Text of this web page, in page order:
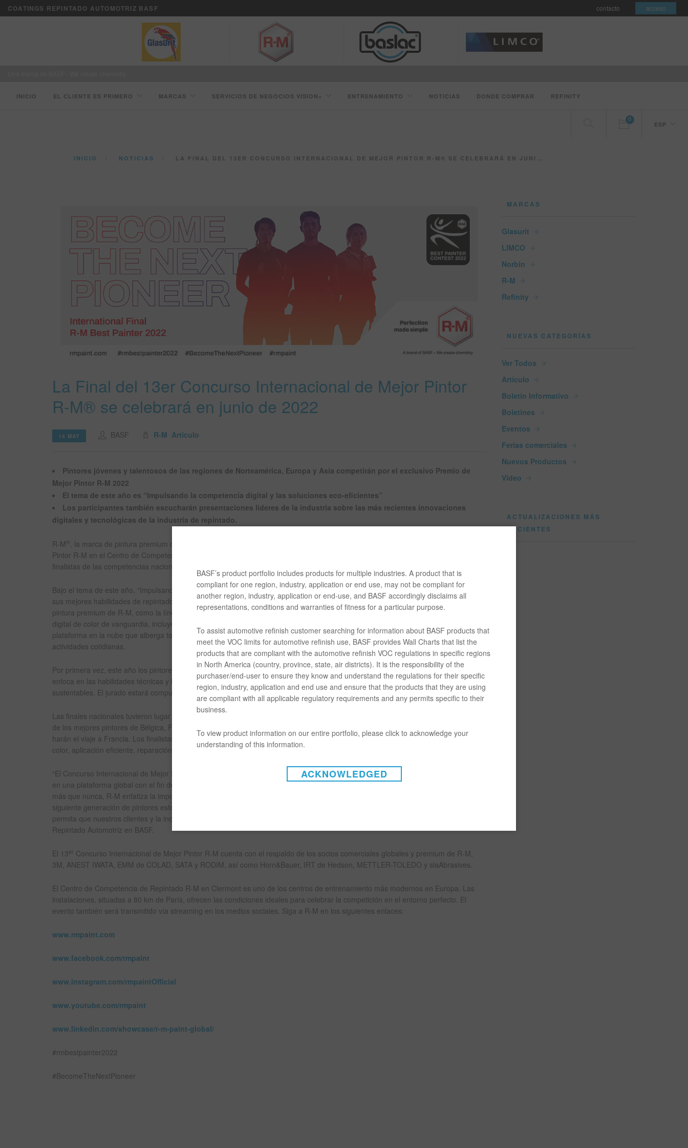
COATINGS REPINTADO AUTOMOTRIZ BASF contacto acceso
INICIO EL CLIENTE ES PRIMERO MARCAS SERVICIOS DE NEGOCIOS VISION+ ENTRENAMIENTO NOTICIAS DONDE COMPRAR REFINITY
0
ESP
INICIO NOTICIAS LA FINAL DEL 13ER CONCURSO INTERNACIONAL DE MEJOR PINTOR R-M® SE CELEBRARÁ EN JUNIO DE 2022
La Final del 13er Concurso Internacional de Mejor Pintor
R-M® se celebrará en junio de 2022
19 MAY BASF R-M Artículo
Pintores jóvenes y talentosos de las regiones de Norteamérica, Europa y Asia competirán por el exclusivo Premio de
Mejor Pintor R-M 2022
El tema de este año es “Impulsando la competencia digital y las soluciones eco-eficientes”
Los participantes también escucharán presentaciones líderes de la industria sobre las más recientes innovaciones
digitales y tecnológicas de la industria de repintado.
R-M ®
, la marca de pintura premium de repintado automotriz de BASF, celebrará la Final del 13er Concurso Internacional de Mejor
Pintor R-M en el Centro de Competencia de Repintado R-M en Clermont-de-l’Oise, Francia, del 28 al 30 de junio de 2022. Diez
finalistas de las competencias nacionales de todo el mundo participarán in situ en la justa, que se celebró por última vez en 2016.
Bajo el tema de este año, “Impulsando la competencia digital y las soluciones eco-eficientes”, R-M invita a los talentos a demostrar
sus mejores habilidades de repintado automotriz bajo rigurosos lineamientos de competencia. Los participantes usarán soluciones de
pintura premium de R-M, como la línea de pintura de base agua ONYX HD®, transparentes premium, y las tecnologías de igualación
digital de color de vanguardia, incluyendo la Colortronic 12/6. Los participantes también usarán R-M Refinity®, una innovadora
plataforma en la nube que alberga todas las soluciones digitales para respaldar a los pintores y a los gerentes de los talleres en sus
actividades cotidianas.
Por primera vez, este año los pintores competirán por dos premios: el prestigioso Premio Internacional de Mejor Pintor R-M, que se
enfoca en las habilidades técnicas y la creatividad, y el nuevo Premio Pioneros, establecido para respaldar atributos sociales y
sustentables. El jurado estará compuesto por expertos técnicos y de comercialización de R-M.
Las finales nacionales tuvieron lugar el año pasado, con un total de 13 ganadores. Debido a los retos de la pandemia y de viaje, diez
de los mejores pintores de Bélgica, Francia, Italia, Polonia, Marruecos, España, Portugal, Alemania, Japón y los Estados Unidos
harán el viaje a Francia. Los finalistas competirán en una serie de siete retos digitales basados en habilidades, incluyendo lectura de
color, aplicación eficiente, reparación inteligente, salud y seguridad, y usando productos relacionados con la pintura.
“El Concurso Internacional de Mejor Pintor es el evento insignia premium de R-M, diseñado para desarrollar y nutrir talentos jóvenes
en una plataforma global con el fin de asegurar el futuro sustentable de habilidades en la industria de acabados de repintado. Ahora
más que nunca, R-M enfatiza la importancia de la creatividad, la digitalización y la sustentabilidad para asegurarse de que la
siguiente generación de pintores esté equipada con la combinación correcta de habilidades para crear un canal de talento que
permita que nuestros clientes y la industria prosperen”, expresó Fabien Boschetti, Director de Mercadotecnia Global y Soluciones de
Repintado Automotriz en BASF.
El 13er Concurso Internacional de Mejor Pintor R-M cuenta con el respaldo de los socios comerciales globales y premium de R-M,
3M, ANEST IWATA, EMM de COLAD, SATA y RODIM, así como Horn&Bauer, IRT de Hedson, METTLER-TOLEDO y siaAbrasives.
El Centro de Competencia de Repintado R-M en Clermont es uno de los centros de entrenamiento más modernos en Europa. Las
instalaciones, situadas a 80 km de París, ofrecen las condiciones ideales para celebrar la competición en el entorno perfecto. El
evento también será transmitido vía streaming en los medios sociales. Siga a R-M en los siguientes enlaces:
www.rmpaint.com
www.facebook.com/rmpaint
www.instagram.com/rmpaintOfficial
www.youtube.com/rmpaint
www.linkedin.com/showcase/r-m-paint-global/
#rmbestpainter2022
#BecomeTheNextPioneer
MARCAS
Glasurit
LIMCO
Norbin
R-M
Refinity
NUEVAS CATEGORÍAS
Ver Todos
Artículo
Boletín Informativo
Boletines
Eventos
Ferias comerciales
Nuevos Productos
Vídeo
ACTUALIZACIONES MÁS
RECIENTES
BASF’s product portfolio includes products for multiple industries. A product that is
compliant for one region, industry, application or end use, may not be compliant for
another region, industry, application or end-use, and BASF accordingly disclaims all
representations, conditions and warranties of fitness for a particular purpose.
To assist automotive refinish customer searching for information about BASF products that
meet the VOC limits for automotive refinish use, BASF provides Wall Charts that list the
products that are compliant with the automotive refinish VOC regulations in specific regions
in North America (country, province, state, air districts). It is the responsibility of the
purchaser/end-user to ensure they know and understand the regulations for their specific
region, industry, application and end use and ensure that the products that they are using
are compliant with all applicable regulatory requirements and any permits specific to their
business.
To view product information on our entire portfolio, please click to acknowledge your
understanding of this information.
ACKNOWLEDGED